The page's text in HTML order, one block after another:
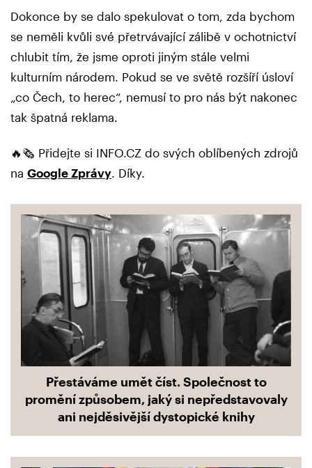
Dokonce by se dalo spekulovat o tom, zda bychom
se neměli kvůli své přetrvávající zálibě v ochotnictví
chlubit tím, že jsme oproti jiným stále velmi
kulturním národem. Pokud se ve světě rozšíří úsloví
„co Čech, to herec“, nemusí to pro nás být nakonec
tak špatná reklama.
🔥🗞️ Přidejte si INFO.CZ do svých oblíbených zdrojů
na Google Zprávy. Díky.
Přestáváme umět číst. Společnost to
promění způsobem, jaký si nepředstavovaly
ani nejděsivější dystopické knihy